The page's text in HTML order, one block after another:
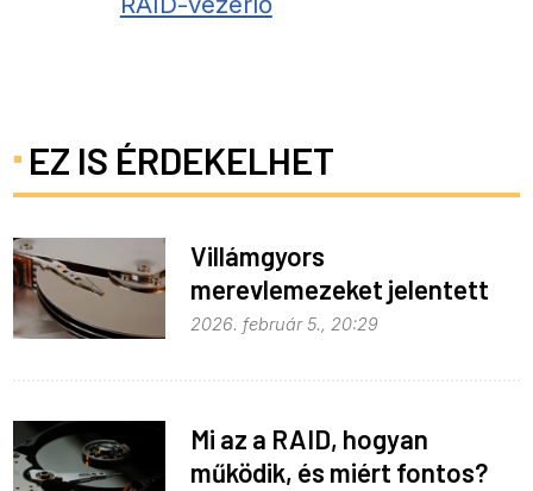
EZ IS ÉRDEKELHET
Villámgyors
merevlemezeket jelentett
be a Western Digital
2026. február 5., 20:29
Mi az a RAID, hogyan
működik, és miért fontos?